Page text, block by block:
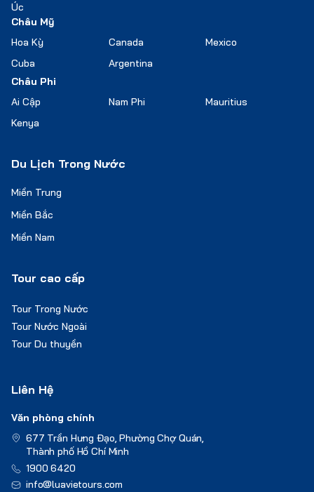
Úc
Châu Mỹ
Hoa Kỳ
Canada
Mexico
Cuba
Argentina
Châu Phi
Ai Cập
Nam Phi
Mauritius
Kenya
Du Lịch Trong Nước
Miền Trung
Miền Bắc
Miền Nam
Tour cao cấp
Tour Trong Nước
Tour Nước Ngoài
Tour Du thuyền
Liên Hệ
Văn phòng chính
677 Trần Hưng Đạo, Phường Chợ Quán,
Thành phố Hồ Chí Minh
1900 6420
info@luavietours.com